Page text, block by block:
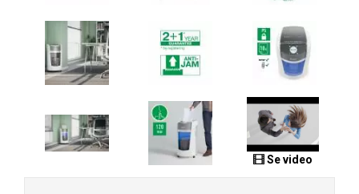
Se video